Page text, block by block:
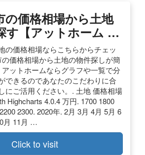
の価格相場から土地
す【アットホーム …
の価格相場ならこちらからチェッ
価格相場から土地の物件探しが簡
ットホームならグラフや一覧で分
できるのであなたのこだわりに合
にご活用ください。. 土地 価格相場
Highcharts 4.0.4 万円. 1700 1800
2300. 2020年. 2月 3月 4月 5月 6
月 11月 …
Click to visit